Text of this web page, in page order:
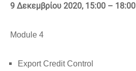
9 Δεκεμβρίου 2020, 15:00 – 18:00
Module 4
Export Credit Control